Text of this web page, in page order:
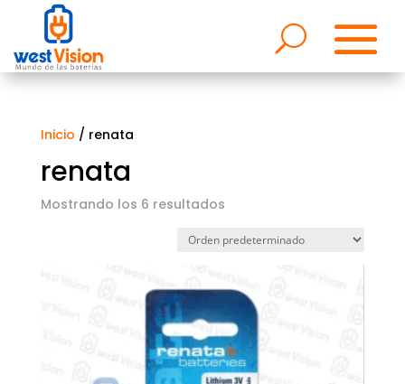
Inicio / renata
renata
Mostrando los 6 resultados